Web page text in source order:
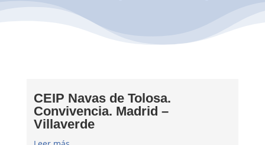
CEIP Navas de Tolosa.
Convivencia. Madrid –
Villaverde